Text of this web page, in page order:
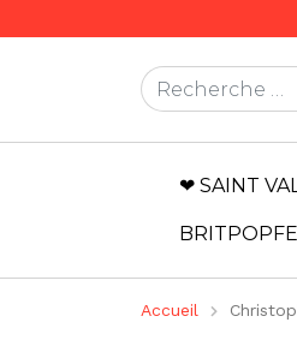
Rechercher
❤ SAINT
Accueil